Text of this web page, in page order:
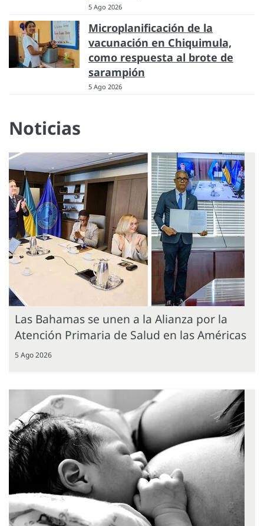
5 Ago 2026
Microplanificación de la
vacunación en Chiquimula,
como respuesta al brote de
sarampión
5 Ago 2026
Noticias
Las Bahamas se unen a la Alianza por la
Atención Primaria de Salud en las Américas
5 Ago 2026